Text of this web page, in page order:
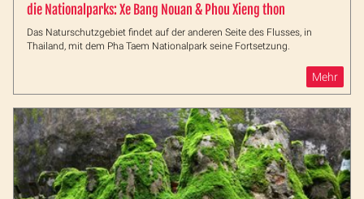
die Nationalparks: Xe Bang Nouan & Phou Xieng thon
Das Naturschutzgebiet findet auf der anderen Seite des Flusses, in
Thailand, mit dem Pha Taem Nationalpark seine Fortsetzung.
Mehr